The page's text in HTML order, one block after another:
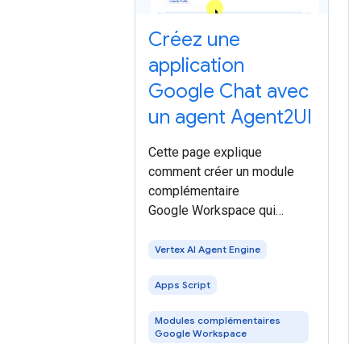
Créez une
application
Google Chat avec
un agent Agent2UI
Cette page explique
comment créer un module
complémentaire
Google Workspace qui
et interagit avec un agent d'IA
Agent2UI (A2UI). Vous
de l' Agent Development Kit
Vertex AI Agent Engine
Apps Script
Modules complémentaires
Google Workspace